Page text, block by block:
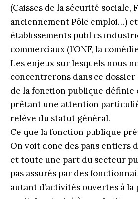
(Caisses de la sécurité sociale,
anciennement Pôle emploi…)
établissements publics
commerciaux (l’ONF, la
Les enjeux sur lesquels nous
concentrerons dans ce dossier
de la fonction publique définie
prêtant une attention
relève du statut général.
Ce que la fonction publique
On voit donc des pans entiers
et toute une part du secteur
pas assurés par des
autant d’activités ouvertes à